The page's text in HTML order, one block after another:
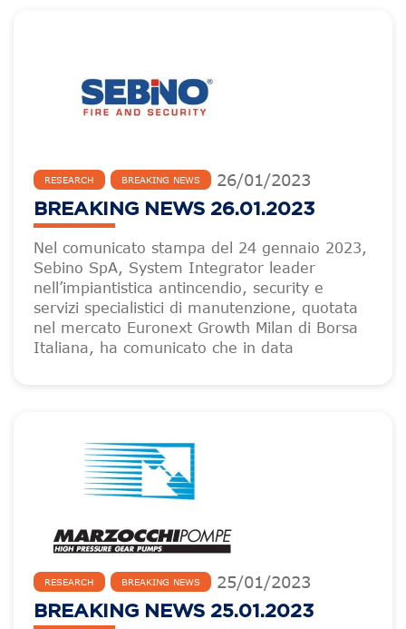
RESEARCH BREAKING NEWS 26/01/2023
BREAKING NEWS 26.01.2023
Nel comunicato stampa del 24 gennaio 2023,
Sebino SpA, System Integrator leader
nell’impiantistica antincendio, security e
servizi specialistici di manutenzione, quotata
nel mercato Euronext Growth Milan di Borsa
Italiana, ha comunicato che in data
RESEARCH BREAKING NEWS 25/01/2023
BREAKING NEWS 25.01.2023